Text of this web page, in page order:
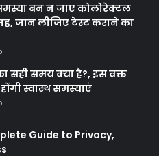
बन न जाए कोलोरेक्टल
जान लीजिए टेस्ट कराने का
सही समय क्‍या है?, इस वक्त
स्वास्थ समस्याएं
Guide to Privacy,